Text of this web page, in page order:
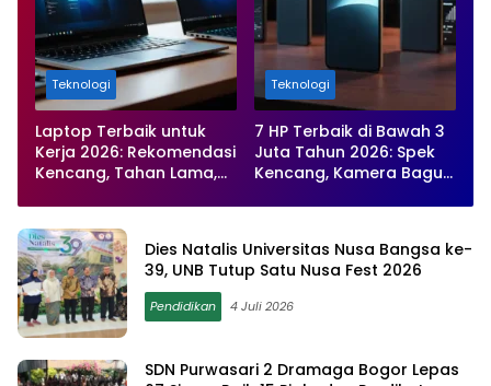
Teknologi
Laptop Terbaik untuk
Kerja 2026: Rekomendasi
Kencang, Tahan Lama,
Teknologi
7 HP Terbaik di Bawah 3
Juta Tahun 2026: Spek
Kencang, Kamera Bagus,
Dies Natalis Universitas Nusa Bangsa ke-
39, UNB Tutup Satu Nusa Fest 2026
Pendidikan 4 Juli 2026
SDN Purwasari 2 Dramaga Bogor Lepas